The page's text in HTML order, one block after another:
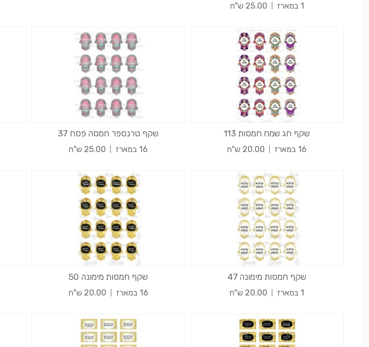
1 במארז 25.00 ש"ח
שקף חג שמח חמסות 113
16 במארז 20.00 ש"ח
שקף טרנספר חמסה פסח 37
16 במארז 25.00 ש"ח
שקף חמסות מימונה 47
1 במארז 20.00 ש"ח
שקף חמסות מימונה 50
16 במארז 20.00 ש"ח